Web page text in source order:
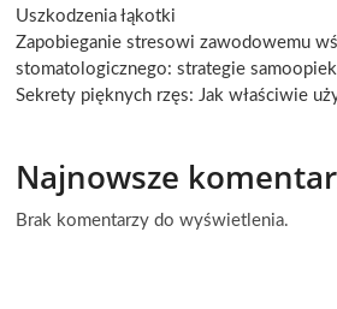
Uszkodzenia łąkotki
Zapobieganie stresowi zawodowemu
stomatologicznego: strategie
Sekrety pięknych rzęs: Jak właściwie
Najnowsze
Brak komentarzy do wyświetlenia.